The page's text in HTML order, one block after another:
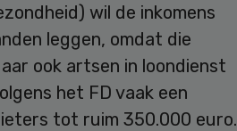
wil de inkomens
leggen, omdat die
ook artsen in loondienst
het FD vaak een
tot ruim 350.000 euro.